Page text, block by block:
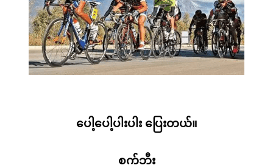
ပေါ့ပေါ့ပါးပါး ပြေးတယ်။
စက်ဘီး